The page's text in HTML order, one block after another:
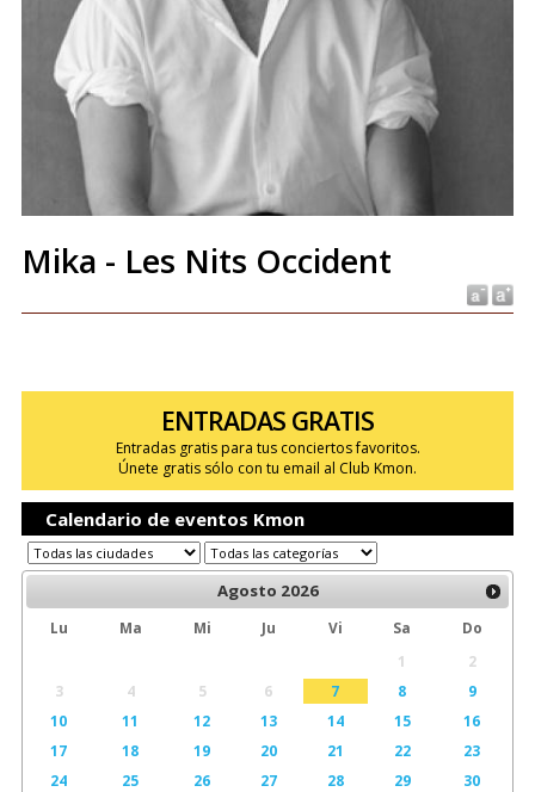
Mika - Les Nits Occident
ENTRADAS GRATIS
Entradas gratis para tus conciertos favoritos.
Únete gratis sólo con tu email al Club Kmon.
Calendario de eventos Kmon
Agosto 2026
Lu Ma Mi Ju Vi Sa
Do
1
2
3
4 5 6 7 8
9
10
11 12 13 14 15
16
17
18 19 20 21 22
23
24
25 26 27 28 29
30